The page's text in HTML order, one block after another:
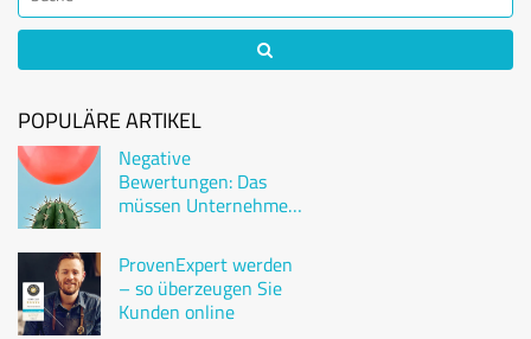
POPULÄRE ARTIKEL
Negative
Bewertungen: Das
müssen Unternehmen
ProvenExpert werden
– so überzeugen Sie
Kunden online